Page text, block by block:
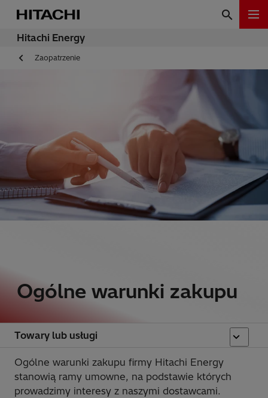
Hitachi Energy
Zaopatrzenie
Ogólne warunki zakupu
Towary lub usługi
Ogólne warunki zakupu firmy Hitachi Energy
stanowią ramy umowne, na podstawie których
prowadzimy interesy z naszymi dostawcami.